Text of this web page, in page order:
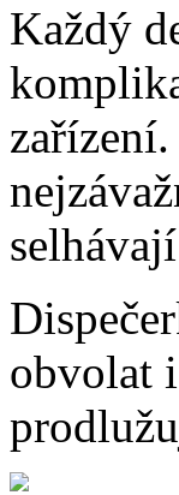
Každý
obvolat